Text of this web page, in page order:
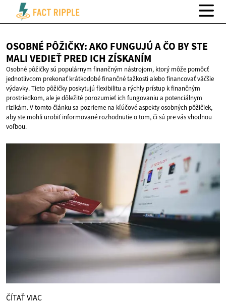
OSOBNÉ PÔŽIČKY: AKO FUNGUJÚ A ČO BY STE
MALI VEDIEŤ PRED ICH ZÍSKANÍM
Osobné pôžičky sú populárnym finančným nástrojom, ktorý môže pomôcť
jednotlivcom prekonať krátkodobé finančné ťažkosti alebo financovať väčšie
výdavky. Tieto pôžičky poskytujú flexibilitu a rýchly prístup k finančným
prostriedkom, ale je dôležité porozumieť ich fungovaniu a potenciálnym
rizikám. V tomto článku sa pozrieme na kľúčové aspekty osobných pôžičiek,
aby ste mohli urobiť informované rozhodnutie o tom, či sú pre vás vhodnou
voľbou.
ČÍTAŤ VIAC